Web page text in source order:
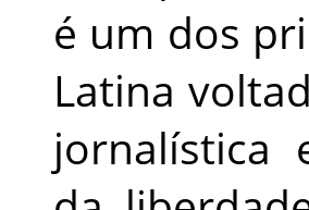
é um dos
Latina
jornalística